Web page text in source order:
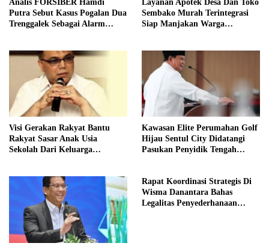
Analis FORSIBER Hamdi
Putra Sebut Kasus Pogalan Dua
Trenggalek Sebagai Alarm
Layanan Apotek Desa Dan Toko
Sembako Murah Terintegrasi
Siap Manjakan Warga
Visi Gerakan Rakyat Bantu
Rakyat Sasar Anak Usia
Sekolah Dari Keluarga
Kawasan Elite Perumahan Golf
Hijau Sentul City Didatangi
Pasukan Penyidik Tengah
Rapat Koordinasi Strategis Di
Wisma Danantara Bahas
Legalitas Penyederhanaan